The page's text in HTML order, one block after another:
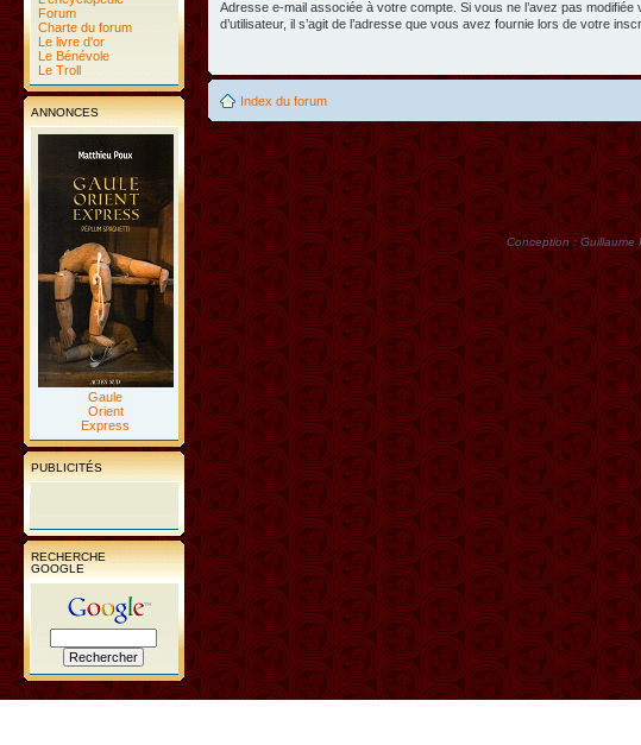
Forum
Charte du forum
Le livre d'or
Le Bénévole
Le Troll
ANNONCES
Gaule
Orient
Express
PUBLICITÉS
RECHERCHE
GOOGLE
Adresse e-mail associée à votre compte. Si vous ne l’avez pas modifiée
d’utilisateur, il s’agit de l’adresse que vous avez fournie lors de votre
Index du forum
Conception : Guillaume